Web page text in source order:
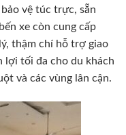
vệ túc trực, sẵn
xe còn cung cấp
thậm chí hỗ trợ giao
lợi tối đa cho du khách
và các vùng lân cận.